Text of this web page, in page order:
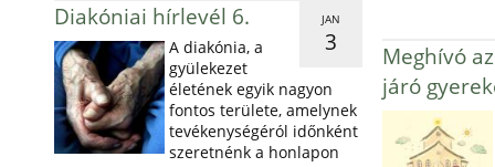
JAN
3
Diakóniai hírlevél 6.
A diakónia, a
gyülekezet
életének egyik nagyon
fontos területe, amelynek
tevékenységéról időnként
szeretnénk a honlapon
Meghívó
járó